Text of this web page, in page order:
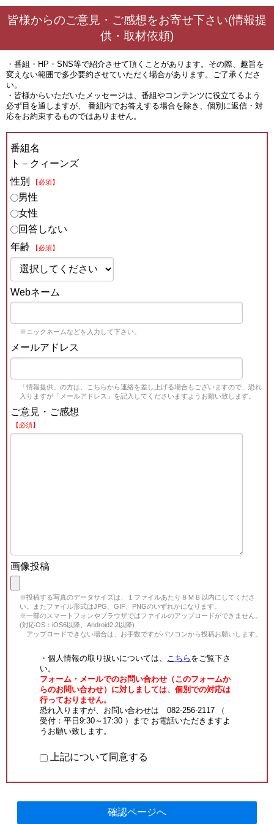
皆様からのご意見・ご感想をお寄せ下さい(情報提
供・取材依頼)
・番組・HP・SNS等で紹介させて頂くことがあります。その際、趣旨を
変えない範囲で多少要約させていただく場合があります。ご了承くださ
い。
・皆様からいただいたメッセージは、番組やコンテンツに役立てるよう
必ず目を通しますが、 番組内でお答えする場合を除き、個別に返信・対
応をお約束するものではありません。
番組名
ト－クィーンズ
性別
【必須】
男性
女性
回答しない
年齢
【必須】
Webネーム
※ニックネームなどを入力して下さい。
メールアドレス
「情報提供」の方は、こちらから連絡を差し上げる場合もございますので、恐れ
入りますが「メールアドレス」を記入してくださいますようお願い致します。
ご意見・ご感想
【必須】
画像投稿
※投稿する写真のデータサイズは、１ファイルあたり８ＭＢ以内にしてくださ
い。またファイル形式はJPG、GIF、PNGのいずれかになります。
※一部のスマートフォンやブラウザではファイルのアップロードができません。
(対応OS：iOS6以降、Android2.2以降)
アップロードできない場合は、お手数ですがパソコンから投稿お願いします。
・個人情報の取り扱いについては、 こちら をご覧下さ
い。
フォーム・メールでのお問い合わせ（このフォームか
らのお問い合わせ）に対しましては、個別での対応は
行っておりません。
恐れ入りますが、お問い合わせは 082-256-2117 （
受付：平日9:30～17:30 ）まで お電話いただきますよ
うお願い致します。
上記について同意する
確認ページへ